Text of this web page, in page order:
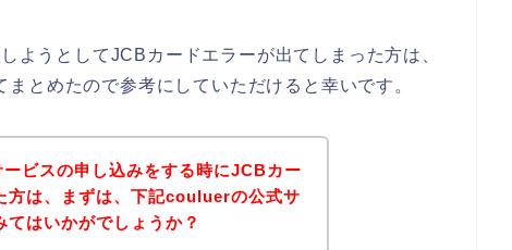
ようとしてJCBカードエラーが出てしまった方は、
とめたので参考にしていただけると幸いです。
ビスの申し込みをする時にJCBカー
方は、まずは、下記couluerの公式サ
はいかがでしょうか？